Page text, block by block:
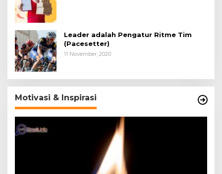
Leader adalah Pengatur Ritme Tim
(Pacesetter)
11 November, 2020
Motivasi & Inspirasi